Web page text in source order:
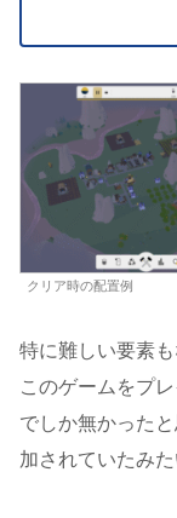
クリア時の配置例
特に難しい要素
このゲームをプ
でしか無かった
加されていたみた